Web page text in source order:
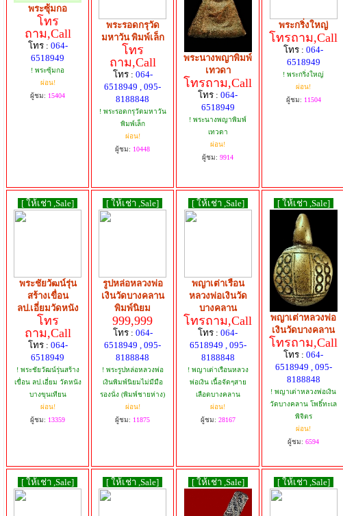
พระซุ้มกอ
โทร
ถาม,Call
โทร : 064-
6518949
! พระซุ้มกอ
ผ่อน!
ผู้ชม: 15404
พระรอดกรุวัด
มหาวัน พิมพ์เล็ก
โทร
ถาม,Call
โทร : 064-
6518949 , 095-
8188848
! พระรอดกรุวัดมหาวัน
พิมพ์เล็ก
ผ่อน!
ผู้ชม: 10448
พระนางพญาพิมพ์
เทวดา
โทรถาม,Call
โทร : 064-
6518949
! พระนางพญาพิมพ์
เทวดา
ผ่อน!
ผู้ชม: 9914
พระกริ่งใหญ่
โทรถาม,Call
โทร : 064-
6518949
! พระกริ่งใหญ่
ผ่อน!
ผู้ชม: 11504
[ ให้เช่า ,Sale]
พระชัยวัฒน์รุ่น
สร้างเขื่อน
ลป.เอี่ยมวัดหนัง
โทร
ถาม,Call
โทร : 064-
6518949
! พระชัยวัฒน์รุ่นสร้าง
เขื่อน ลป.เอี่ยม วัดหนัง
บางขุนเทียน
ผ่อน!
ผู้ชม: 13359
[ ให้เช่า ,Sale]
รูปหล่อหลวงพ่อ
เงินวัดบางคลาน
พิมพ์นิยม
999,999
โทร : 064-
6518949 , 095-
8188848
! พระรูปหล่อหลวงพ่อ
เงินพิมพ์นิยมไม่มีมือ
รองนั่ง (พิมพ์ชายห่าง)
ผ่อน!
ผู้ชม: 11875
[ ให้เช่า ,Sale]
พญาเต่าเรือน
หลวงพ่อเงินวัด
บางคลาน
โทรถาม,Call
โทร : 064-
6518949 , 095-
8188848
! พญาเต่าเรือนหลวง
พ่อเงิน เนื้อจัดๆสาย
เลือดบางคลาน
ผ่อน!
ผู้ชม: 28167
[ ให้เช่า ,Sale]
พญาเต่าหลวงพ่อ
เงินวัดบางคลาน
โทรถาม,Call
โทร : 064-
6518949 , 095-
8188848
! พญาเต่าหลวงพ่อเงิน
วัดบางคลาน โพธิ์ทะเล
พิจิตร
ผ่อน!
ผู้ชม: 6594
[ ให้เช่า ,Sale] [ ให้เช่า ,Sale] [ ให้เช่า ,Sale] [ ให้เช่า ,Sale]